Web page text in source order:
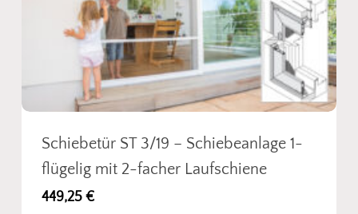
Fotos senden
Schiebetür ST 3/19 – Schiebeanlage 1-
flügelig mit 2-facher Laufschiene
449,25 €